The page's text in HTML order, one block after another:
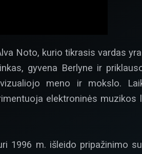
Noto, kurio tikrasis vardas
gyvena Berlyne ir
meno ir mokslo.
elektroninės muzikos
1996 m. išleido pripažinimo